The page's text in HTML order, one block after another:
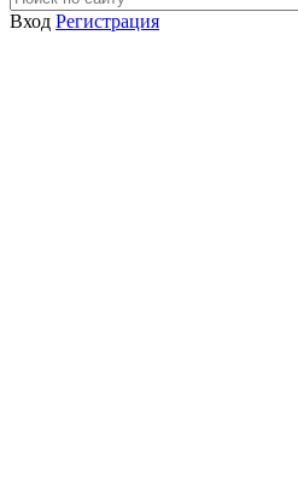
Вход Регистрация